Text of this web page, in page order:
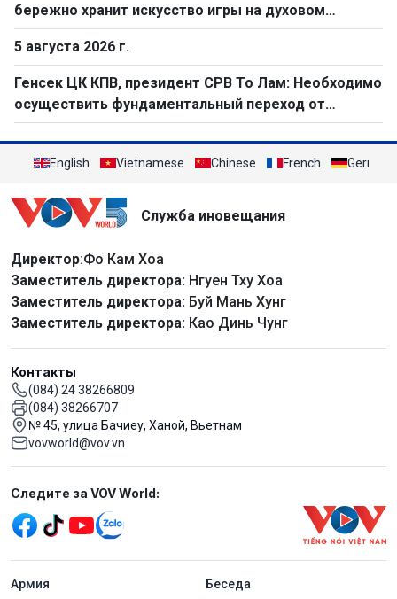
бережно хранит искусство игры на духовом
музыкальном инструменте «кхен»
5 августа 2026 г.
Генсек ЦК КПВ, президент СРВ То Лам: Необходимо
осуществить фундаментальный переход от
простого труда к созидательному труду
English Vietnamese Chinese French German
Служба иновещания
Директор:Фо Кам Хоа
Заместитель директора: Нгуен Тху Хоа
Заместитель директора: Буй Мань Хунг
Заместитель директора: Као Динь Чунг
Контакты
(084) 24 38266809
(084) 38266707
№ 45, улица Бачиеу, Ханой, Вьетнам
vovworld@vov.vn
Mạng xã hội
Следите за VOV World:
menu footer tiếng Nga
Aрмия Беседа